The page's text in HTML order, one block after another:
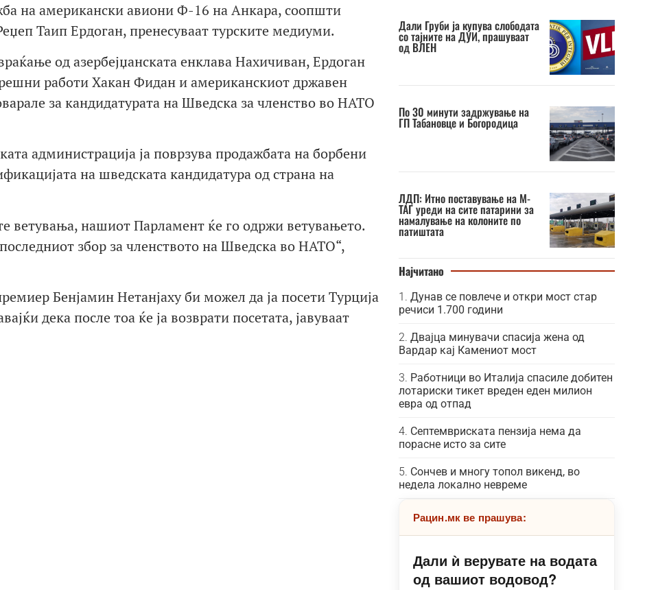
на американски авиони Ф-16 на Анкара, соопшти
Таип Ердоган, пренесуваат турските медиуми.
од азербејџанската енклава Нахичиван, Ердоган
работи Хакан Фидан и американскиот државен
за кандидатурата на Шведска за членство во НАТО
администрација ја поврзува продажбата на борбени
на шведската кандидатура од страна на
ветувања, нашиот Парламент ќе го одржи ветувањето.
збор за членството на Шведска во НАТО“,
Бенјамин Нетанјаху би можел да ја посети Турција
дека после тоа ќе ја возврати посетата, јавуваат
Дали Груби ја купува слободата
со тајните на ДУИ, прашуваат
од ВЛЕН
По 30 минути задржување на
ГП Табановце и Богородица
ЛДП: Итно поставување на М-
ТАГ уреди на сите патарини за
намалување на колоните по
патиштата
Најчитано
Дунав се повлече и откри мост стар
речиси 1.700 години
Двајца минувачи спасија жена од
Вардар кај Камениот мост
Работници во Италија спасиле добитен
лотариски тикет вреден еден милион
евра од отпад
Септемвриската пензија нема да
порасне исто за сите
Сончев и многу топол викенд, во
недела локално невреме
Рацин.мк ве прашува:
Дали ѝ верувате на водата
од вашиот водовод?